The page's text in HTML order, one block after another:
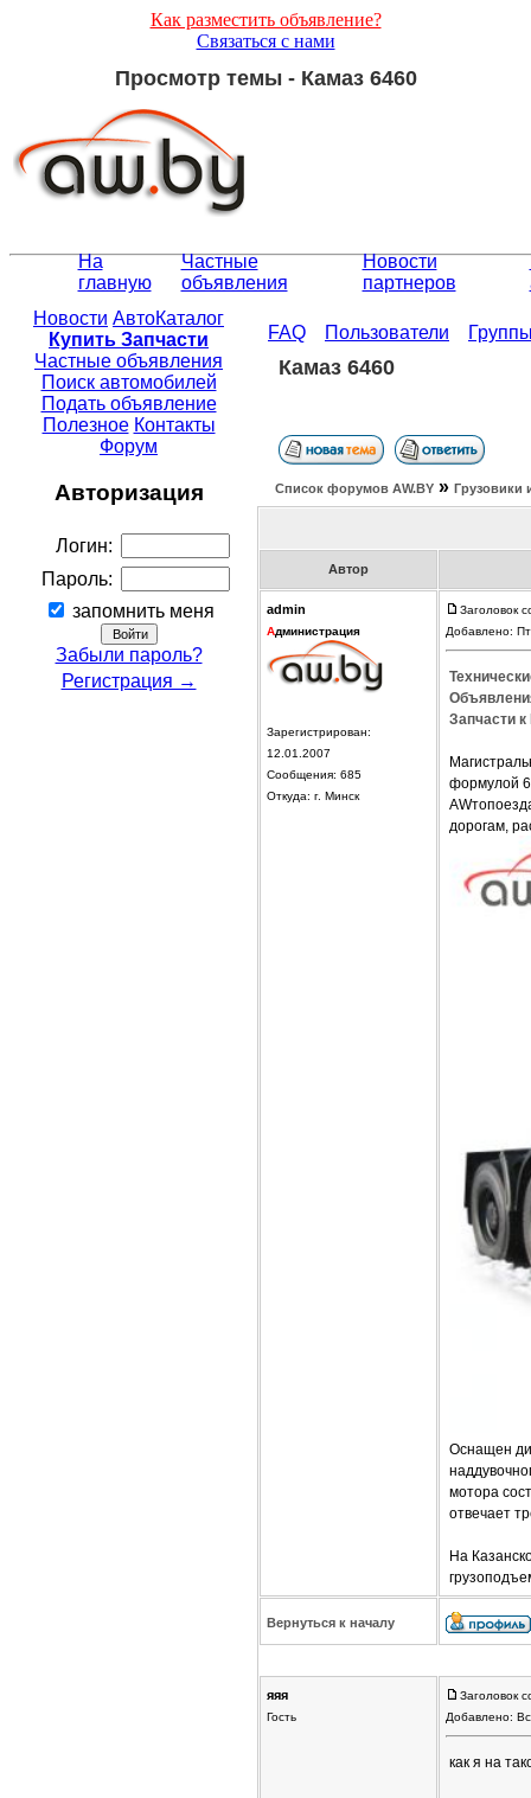
Как разместить объявление?
Связаться с нами
Просмотр темы - Камаз 6460
На
главную
Частные
объявления
Новости
партнеров
Новости АвтоКаталог
Купить Запчасти
Частные объявления
Поиск автомобилей
Подать объявление
Полезное Контакты
Форум
Авторизация
Логин:
Пароль:
запомнить меня
Забыли пароль?
Регистрация →
FAQ Пользователи
Камаз 6460
Список форумов АW.BY » Грузовики
Автор
admin
Администрация
Зарегистрирован:
12.01.2007
Сообщения: 685
Откуда: г. Минск
Заголовок
Добавлено:
Запчасти
формулой
дорогам,
Оснащен
мотора
отвечает
На
Вернуться к началу
яяя
Гость
Заголовок
Добавлено:
как я на